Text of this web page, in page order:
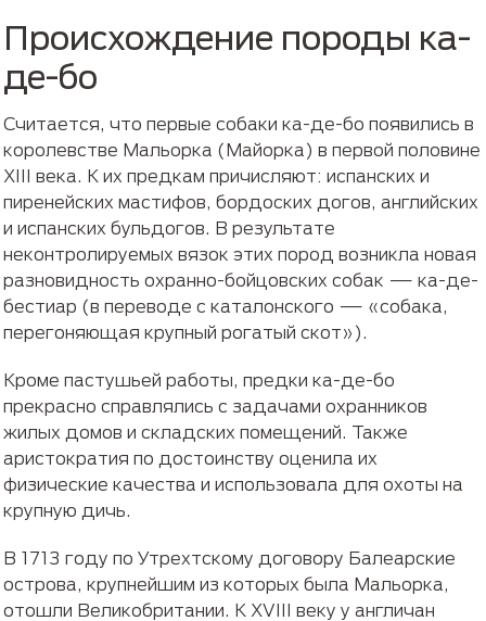
Происхождение породы ка-
де-бо
Считается, что первые собаки ка-де-бо появились в
королевстве Мальорка (Майорка) в первой половине
XIII века. К их предкам причисляют: испанских и
пиренейских мастифов, бордоских догов, английских
и испанских бульдогов. В результате
неконтролируемых вязок этих пород возникла новая
разновидность охранно-бойцовских собак — ка-де-
бестиар (в переводе с каталонского — «собака,
перегоняющая крупный рогатый скот»).
Кроме пастушьей работы, предки ка-де-бо
прекрасно справлялись с задачами охранников
жилых домов и складских помещений. Также
аристократия по достоинству оценила их
физические качества и использовала для охоты на
крупную дичь.
В 1713 году по Утрехтскому договору Балеарские
острова, крупнейшим из которых была Мальорка,
отошли Великобритании. К XVIII веку у англичан